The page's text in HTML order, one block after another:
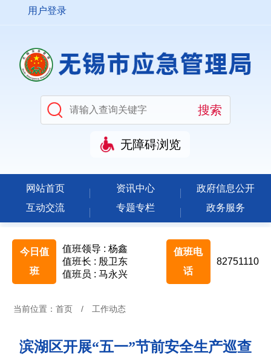
用户登录
无障碍浏览
网站首页 资讯中心
政府信息公开
互动交流
专题专栏 政务服务
今日值
班
值班领导 : 杨鑫
值班长 : 殷卫东
值班员 : 马永兴
值班电
话
82751110
当前位置： 首页 / 工作动态
滨湖区开展“五一”节前安全生产巡查